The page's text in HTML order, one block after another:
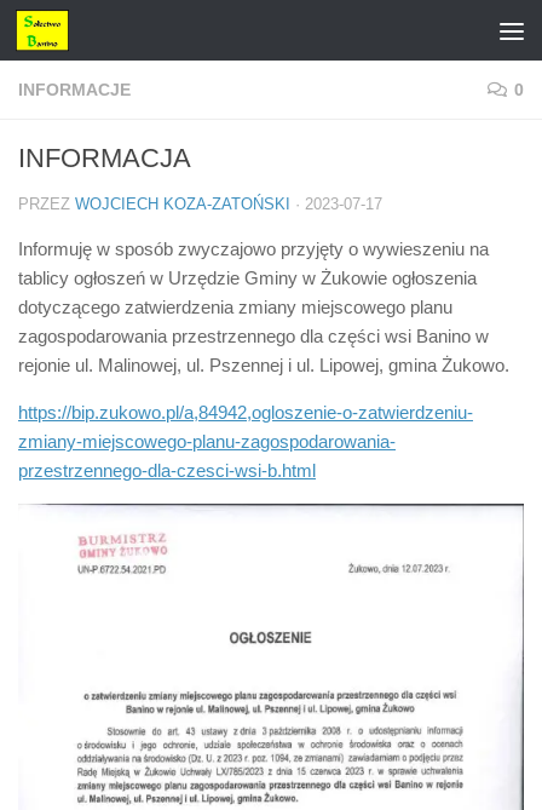
Przejdź do treści
INFORMACJE 0
INFORMACJA
PRZEZ WOJCIECH KOZA-ZATOŃSKI · 2023-07-17
Informuję w sposób zwyczajowo przyjęty o wywieszeniu na
tablicy ogłoszeń w Urzędzie Gminy w Żukowie ogłoszenia
dotyczącego zatwierdzenia zmiany miejscowego planu
zagospodarowania przestrzennego dla części wsi Banino w
rejonie ul. Malinowej, ul. Pszennej i ul. Lipowej, gmina Żukowo.
https://bip.zukowo.pl/a,84942,ogloszenie-o-zatwierdzeniu-
zmiany-miejscowego-planu-zagospodarowania-
przestrzennego-dla-czesci-wsi-b.html